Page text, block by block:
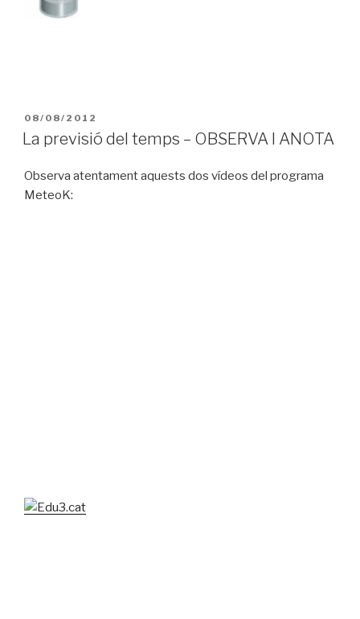
PUBLICAT
A
08/08/2012
La previsió del temps – OBSERVA I ANOTA
Observa atentament aquests dos vídeos del programa
MeteoK: